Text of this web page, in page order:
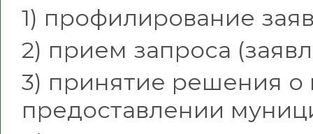
1) профилирование
2) прием запроса
3) принятие решения о
предоставлении